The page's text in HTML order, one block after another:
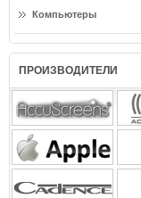
Компьютеры
ПРОИЗВОДИТЕЛИ